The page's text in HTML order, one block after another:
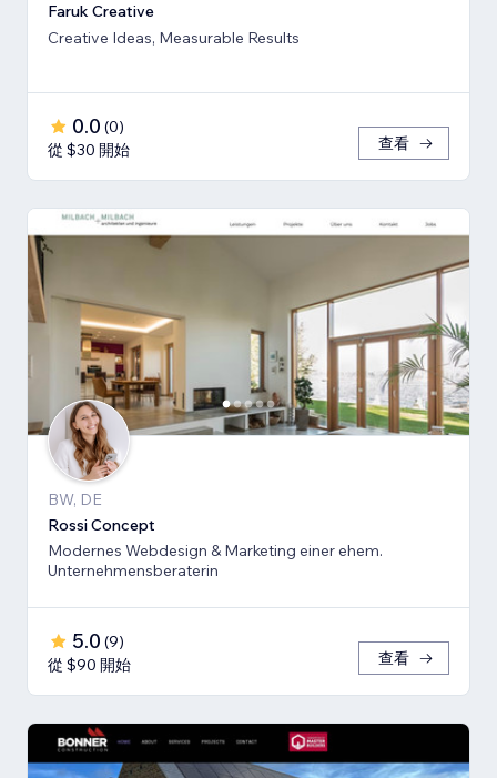
Faruk Creative
Creative Ideas, Measurable Results
0.0 (0)
從 $30 開始
查看
BW, DE
Rossi Concept
Modernes Webdesign & Marketing einer ehem.
Unternehmensberaterin
5.0 (9)
從 $90 開始
查看